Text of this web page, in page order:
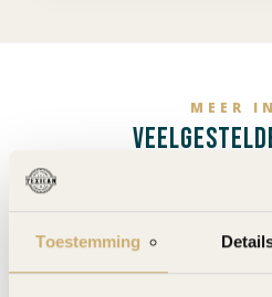
Toestemming
MEER
▸ Wat bieden wij aan?
Flexibele werktijden —